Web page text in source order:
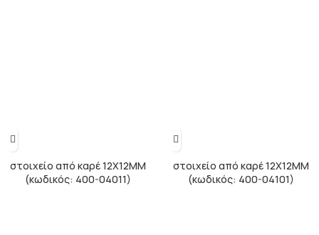
στοιχείο από καρέ 12Χ12ΜΜ
(κωδικός: 400-04011)
στοιχείο από καρέ 12Χ12ΜΜ
(κωδικός: 400-04101)